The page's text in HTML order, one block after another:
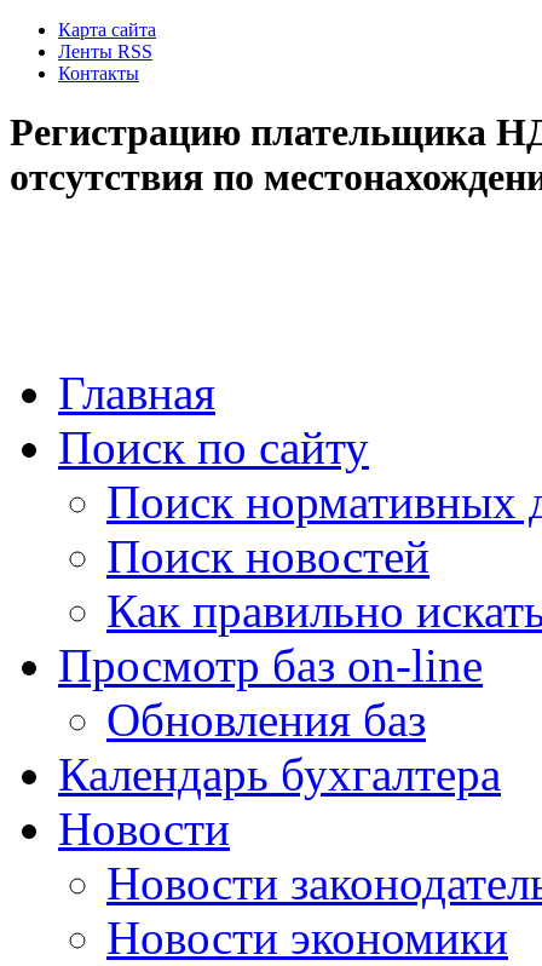
Карта сайта
Ленты RSS
Контакты
Регистрацию плательщика
отсутствия по
Главная
Поиск по сайту
Поиск нормативных
Поиск новостей
Как правильно
Просмотр баз on-line
Обновления баз
Календарь бухгалтера
Новости
Новости
Новости экономики